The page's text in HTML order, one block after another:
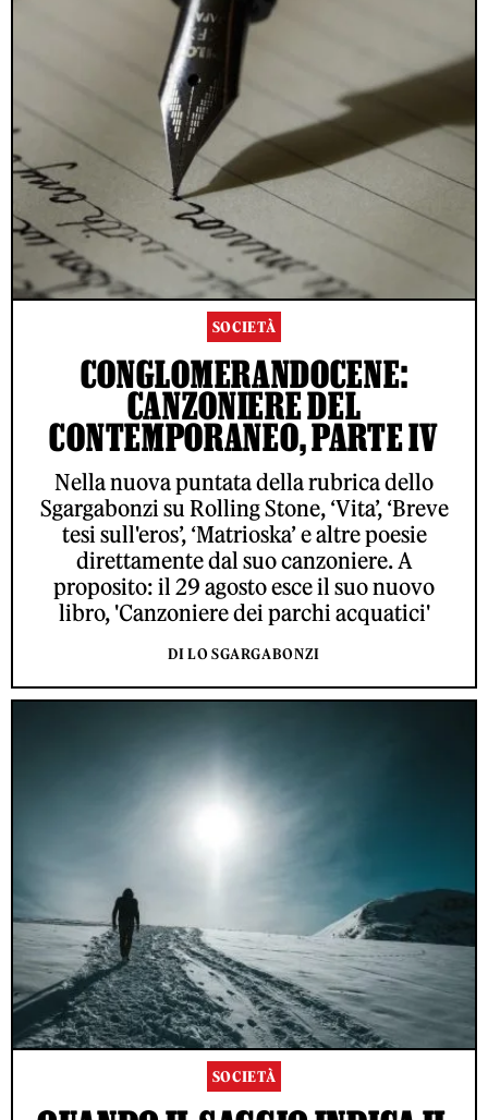
SOCIETÀ
CONGLOMERANDOCENE:
CANZONIERE DEL
CONTEMPORANEO, PARTE IV
Nella nuova puntata della rubrica dello
Sgargabonzi su Rolling Stone, ‘Vita’, ‘Breve
tesi sull'eros’, ‘Matrioska’ e altre poesie
direttamente dal suo canzoniere. A
proposito: il 29 agosto esce il suo nuovo
libro, 'Canzoniere dei parchi acquatici'
DI LO SGARGABONZI
SOCIETÀ